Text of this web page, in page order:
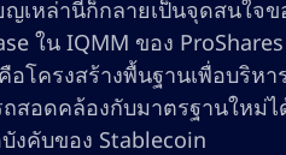
เหล่านี้ก็กลายเป็นจุดสนใจ
ใน IQMM ของ
โครงสร้างพื้นฐานเพื่อบริหา
สอดคล้องกับมาตรฐานใหม่
งคับของ Stablecoin